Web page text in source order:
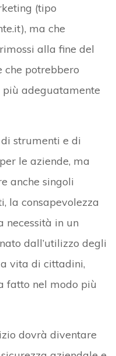
(tipo
ma che
alla fine del
che potrebbero
più adeguatamente
strumenti e di
le aziende, ma
anche singoli
la consapevolezza
in un
dall’utilizzo degli
vita di cittadini,
fatto nel modo più
dovrà diventare